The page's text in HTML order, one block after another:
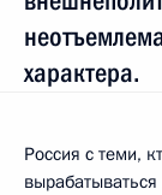
характера.
Россия с теми,